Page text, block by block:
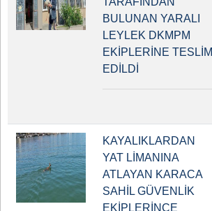
BULUNAN YARALI
LEYLEK DKMPM
EKİPLERİNE TESLİM
EDİLDİ
KAYALIKLARDAN
YAT LİMANINA
ATLAYAN KARACA
SAHİL GÜVENLİK
EKİPLERİNCE